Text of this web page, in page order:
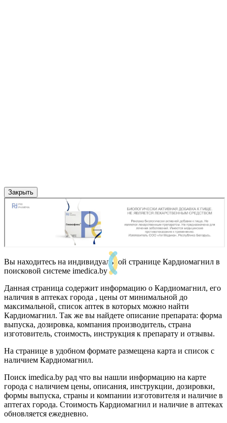
Закрыть
Вы находитесь на индивидуальной странице Кардиомагнил в
поисковой системе imedica.by
Данная страница содержит информацию о Кардиомагнил, его
наличия в аптеках города , цены от минимальной до
максимальной, список аптек в которых можно найти
Кардиомагнил. Так же вы найдете описание препарата: форма
выпуска, дозировка, компания производитель, страна
изготовитель, стоимость, инструкция к препарату и отзывы.
На странице в удобном формате размещена карта и список с
наличием Кардиомагнил.
Поиск imedica.by рад что вы нашли информацию на карте
города с наличием цены, описания, инструкции, дозировки,
формы выпуска, страны и компании изготовителя и наличие в
аптегах города. Стоимость Кардиомагнил и наличие в аптеках
обновляется ежедневно.